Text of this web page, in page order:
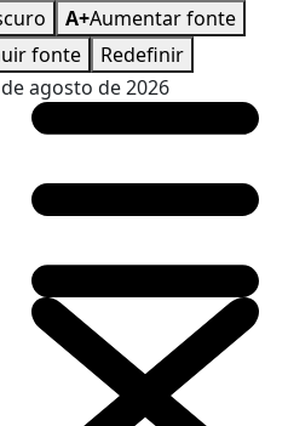
A+Aumentar fonte
fonte
Redefinir
agosto de 2026